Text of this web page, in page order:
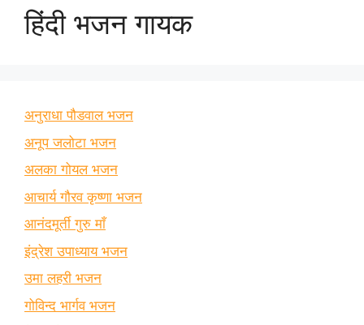
हिंदी भजन गायक
अनुराधा पौडवाल भजन
अनूप जलोटा भजन
अलका गोयल भजन
आचार्य गौरव कृष्णा भजन
आनंदमूर्ती गुरु माँ
इंद्रेश उपाध्याय भजन
उमा लहरी भजन
गोविन्द भार्गव भजन